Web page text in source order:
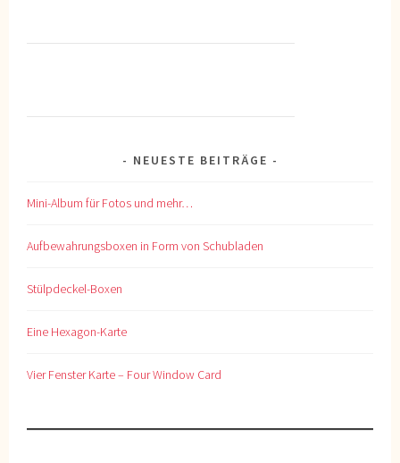
NEUESTE BEITRÄGE
Mini-Album für Fotos und mehr…
Aufbewahrungsboxen in Form von Schubladen
Stülpdeckel-Boxen
Eine Hexagon-Karte
Vier Fenster Karte – Four Window Card